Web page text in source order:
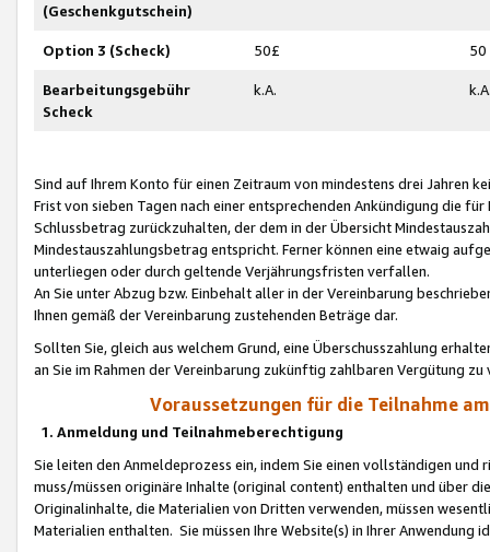
(Geschenkgutschein)
Option 3 (Scheck) 50£ 50
Bearbeitungsgebühr
Scheck
k.A.
Sind auf Ihrem Konto für einen Zeitraum von mindestens drei Jahren
Frist von sieben Tagen nach einer entsprechenden Ankündigung die
Schlussbetrag zurückzuhalten, der dem in der Übersicht
Mindestauszahlungsbetrag entspricht. Ferner können eine etwaig
unterliegen oder durch geltende Verjährungsfristen verfallen.
An Sie unter Abzug bzw. Einbehalt aller in der Vereinbarung
Ihnen gemäß der Vereinbarung zustehenden Beträge dar.
Sollten Sie, gleich aus welchem Grund, eine Überschusszahlung
an Sie im Rahmen der Vereinbarung zukünftig zahlbaren Vergütung zu
Voraussetzungen für die Teilnahme
1. Anmeldung und Teilnahmeberechtigung
Sie leiten den Anmeldeprozess ein, indem Sie einen vollständigen
muss/müssen originäre Inhalte (original content) enthalten und über
Originalinhalte, die Materialien von Dritten verwenden, müssen
Materialien enthalten. Sie müssen Ihre Website(s) in Ihrer Anwendung